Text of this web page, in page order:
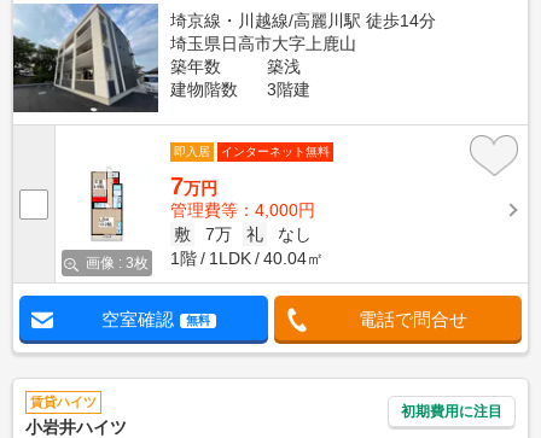
埼京線・川越線/高麗川駅 徒歩14分
埼玉県日高市大字上鹿山
築年数
築浅
建物階数
3階建
画像 : 3枚
即入居 インターネット無料
7万円
管理費等：4,000円
敷
7万 礼
なし
1階
1LDK 40.04㎡
空室確認 無料 電話で問合せ
賃貸ハイツ
小岩井ハイツ
初期費用に注目